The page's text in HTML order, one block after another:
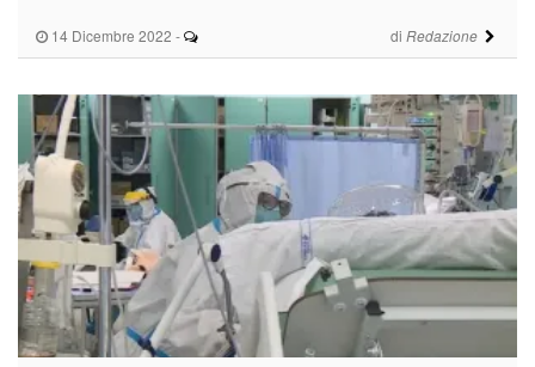
14 Dicembre 2022 - di Redazione